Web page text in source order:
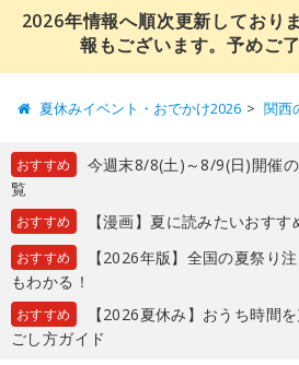
2026年情報へ順次更新しており
報もございます。予めご了
夏休みイベント・おでかけ2026 関西
おすすめ
今週末8/8(土)～8/9(日)開催
覧
おすすめ 【漫画】夏に読みたいおす
おすすめ
【2026年版】全国の夏祭り
もわかる！
おすすめ
【2026夏休み】おうち時間
ごし方ガイド